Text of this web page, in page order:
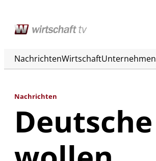
NachrichtenWirtschaftUnternehmen
Nachrichten
Deutsche